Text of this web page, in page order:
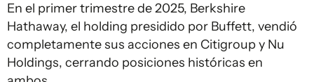
En el primer trimestre de 2025, Berkshire
Hathaway, el holding presidido por Buffett, vendió
completamente sus acciones en Citigroup y Nu
Holdings, cerrando posiciones históricas en